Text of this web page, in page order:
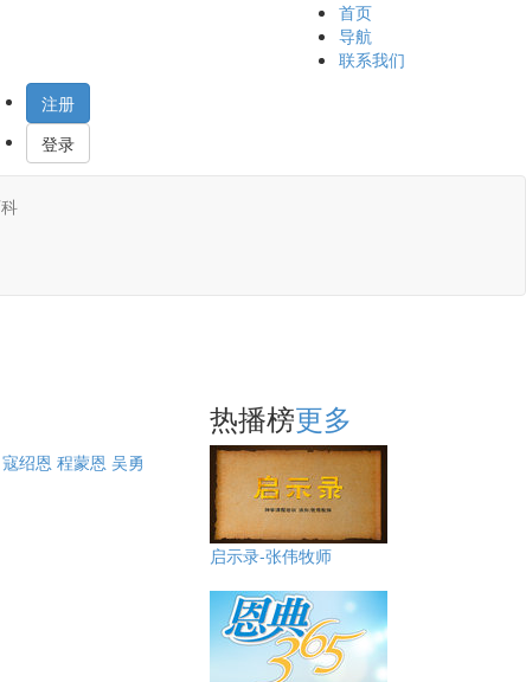
首页
导航
联系我们
注册
登录
寇绍恩 程蒙恩 吴勇
热播榜更多
启示录-张伟牧师